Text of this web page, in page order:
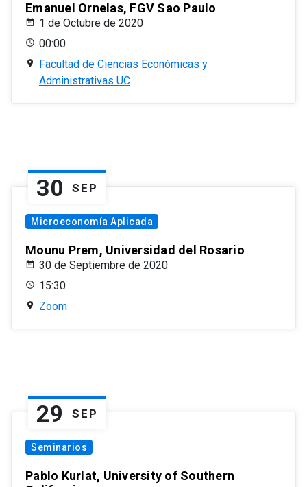
Emanuel Ornelas, FGV Sao Paulo
1 de Octubre de 2020
00:00
Facultad de Ciencias Económicas y
Administrativas UC
30 SEP
Microeconomía Aplicada
Mounu Prem, Universidad del Rosario
30 de Septiembre de 2020
15:30
Zoom
29 SEP
Seminarios
Pablo Kurlat, University of Southern